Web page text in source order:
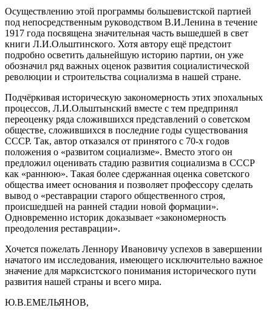
Осуществлению этой программы большевистской партией
под непосредственным руководством В.И.Ленина в течение
1917 года посвящена значительная часть вышедшей в свет
книги Л.И.Ольштинского. Хотя автору ещё предстоит
подробно осветить дальнейшую историю партии, он уже
обозначил ряд важных оценок развития социалистической
революции и строительства социализма в нашей стране.
Подчёркивая историческую закономерность этих эпохальных
процессов, Л.И.Ольштынский вместе с тем предпринял
переоценку ряда сложившихся представлений о советском
обществе, сложившихся в последние годы существования
СССР. Так, автор отказался от принятого с 70-х годов
положения о «развитом социализме». Вместо этого он
предложил оценивать стадию развития социализма в СССР
как «раннюю». Такая более сдержанная оценка советского
общества имеет основания и позволяет профессору сделать
вывод о «реставрации старого общественного строя,
происшедшей на ранней стадии новой формации».
Одновременно историк доказывает «закономерность
преодоления реставрации».
Хочется пожелать Леннору Ивановичу успехов в завершении
начатого им исследования, имеющего исключительно важное
значение для марксистского понимания исторического пути
развития нашей страны и всего мира.
Ю.В.ЕМЕЛЬЯНОВ,